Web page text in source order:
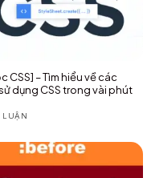
CSS] – Tìm hiểu về các
dụng CSS trong vài phút
LUẬN